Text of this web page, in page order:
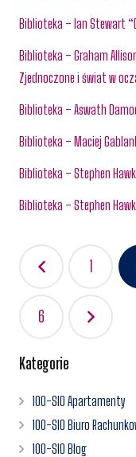
Biblioteka – Ian Stewart
Biblioteka – Graham
Zjednoczone i świat w
Biblioteka – Aswath
Biblioteka – Maciej
Biblioteka – Stephen
Biblioteka – Stephen
Nawigacja
wpisach
1
6
Kategorie
100-SIO Apartamenty
100-SIO Biuro
100-SIO Blog